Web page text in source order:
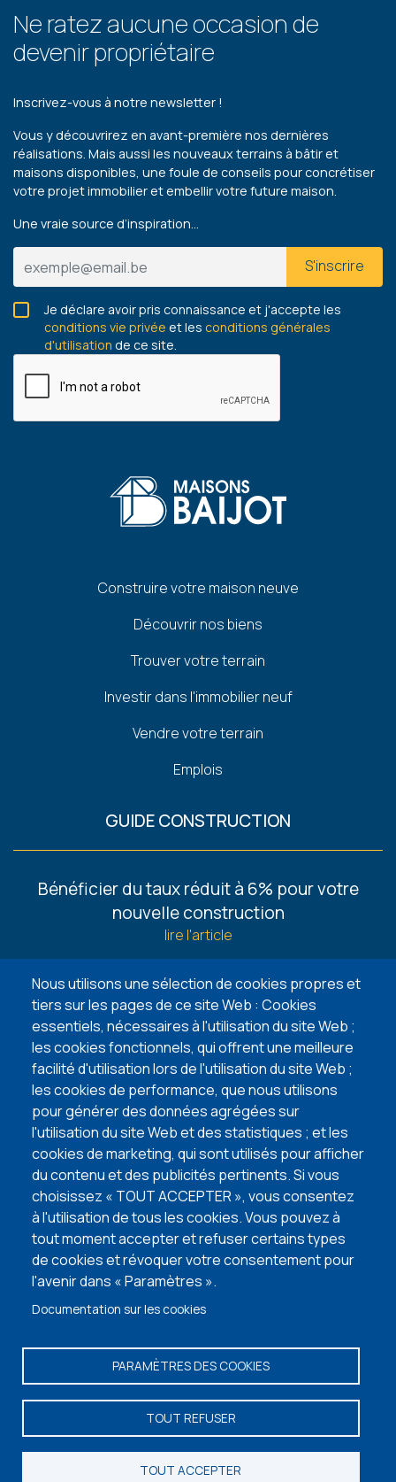
Recevez notre
Nous utilisons une sélection de cookies propres et
tiers sur les pages de ce site Web : Cookies
essentiels, nécessaires à l'utilisation du site Web ;
les cookies fonctionnels, qui offrent une meilleure
facilité d'utilisation lors de l'utilisation du site Web ;
les cookies de performance, que nous utilisons
pour générer des données agrégées sur
l'utilisation du site Web et des statistiques ; et les
cookies de marketing, qui sont utilisés pour afficher
du contenu et des publicités pertinents. Si vous
choisissez « TOUT ACCEPTER », vous consentez
à l'utilisation de tous les cookies. Vous pouvez à
tout moment accepter et refuser certains types
de cookies et révoquer votre consentement pour
l'avenir dans « Paramètres ».
Documentation sur les cookies
PARAMÈTRES DES COOKIES
TOUT REFUSER
TOUT ACCEPTER
Ne ratez aucune occasion de
devenir propriétaire
Inscrivez-vous à notre newsletter !
Vous y découvrirez en avant-première nos dernières
réalisations. Mais aussi les nouveaux terrains à bâtir et
maisons disponibles, une foule de conseils pour concrétiser
votre projet immobilier et embellir votre future maison.
Une vraie source d’inspiration…
S'inscrire
Je déclare avoir pris connaissance et j'accepte les
conditions vie privée et les conditions générales
d'utilisation de ce site.
Construire votre maison neuve
Découvrir nos biens
Trouver votre terrain
Investir dans l'immobilier neuf
Vendre votre terrain
Emplois
GUIDE CONSTRUCTION
Footer
Bénéficier du taux réduit à 6% pour votre
nouvelle construction
lire l'article
6 façons de trouver un terrain à bâtir
lire l'article
5 points d’attention lors de l’achat de votre
terrain à bâtir
lire l'article
VISITEZ NOS MAISONS TÉMOINS
Facebook-Instagram